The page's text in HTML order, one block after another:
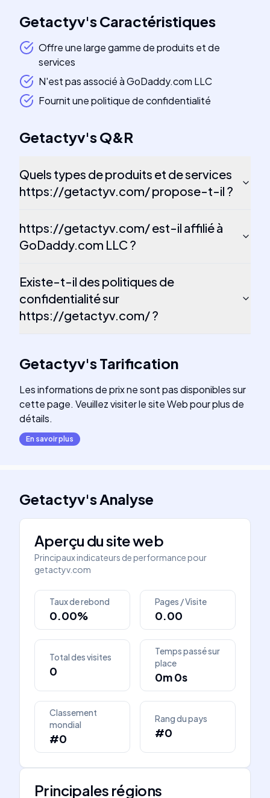
Getactyv'sCaractéristiques
Offre une large gamme de produits et de
services
N'est pas associé à GoDaddy.com LLC
Fournit une politique de confidentialité
Getactyv'sQ&R
Quels types de produits et de services
https://getactyv.com/ propose-t-il ?
https://getactyv.com/ est-il affilié à
GoDaddy.com LLC ?
Existe-t-il des politiques de
confidentialité sur
https://getactyv.com/ ?
Getactyv'sTarification
Les informations de prix ne sont pas disponibles sur
cette page. Veuillez visiter le site Web pour plus de
détails.
En savoir plus
Getactyv'sAnalyse
Aperçu du site web
Principaux indicateurs de performance pour
getactyv.com
Taux de rebond
0.00%
Pages / Visite
0.00
Total des visites
0
Temps passé sur
place
0m 0s
Classement
mondial
#0
Rang du pays
#0
Principales régions